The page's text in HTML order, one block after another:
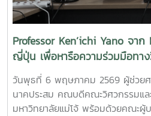
Professor Ken’ichi Yano จา
ญี่ปุ่น เพื่อหารือความร่วมมือทาง
เปลี่ยนนักศึกษา
วันพุธที่ 6 พฤษภาคม 2569 ผู้ช่วยศ
นาคประสม คณบดีคณะวิศวกรรมแล
มหาวิทยาลัยแม่โจ้ พร้อมด้วยคณะผู้